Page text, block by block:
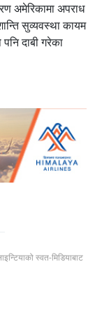
अमेरिकामा अपराध
सुव्यवस्था कायम
दाबी गरेका
स्वत-मिडियाबाट